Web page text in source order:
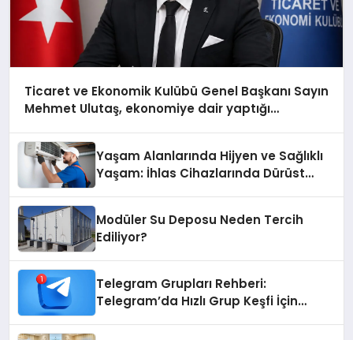
Ticaret ve Ekonomik Kulübü Genel Başkanı Sayın
Mehmet Ulutaş, ekonomiye dair yaptığı
Yaşam Alanlarında Hijyen ve Sağlıklı
Yaşam: İhlas Cihazlarında Dürüst
Modüler Su Deposu Neden Tercih
Ediliyor?
Telegram Grupları Rehberi:
Telegram’da Hızlı Grup Keşfi İçin